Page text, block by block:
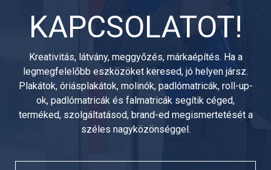
KAPCSOLATOT!
Kreativitás, látvány, meggyőzés, márkaépítés. Ha a
legmegfelelőbb eszközöket keresed, jó helyen jársz.
Plakátok, óriásplakátok, molinók, padlómatricák, roll-up-
ok, padlómatricák és falmatricák segítik céged,
terméked, szolgáltatásod, brand-ed megismertetését a
széles nagyközönséggel.